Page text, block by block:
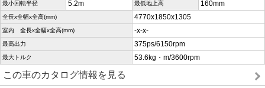
最小回転半径 5.2m 最低地上高 160mm
全長x全幅x全高(mm) 4770x1850x1305
室内 全長x全幅x全高(mm) -x-x-
最高出力 375ps/6150rpm
最大トルク 53.6kg・m/3600rpm
この車のカタログ情報を見る